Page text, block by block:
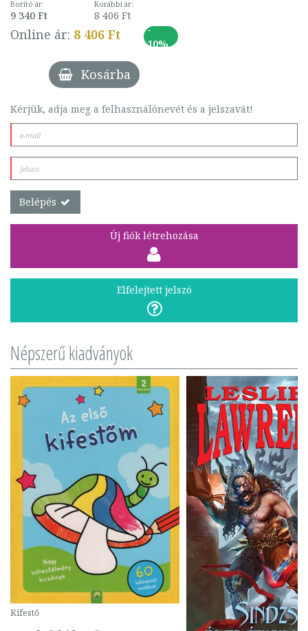
egészség és fejlődés
zavarainak diagnosztikai
klasszifikációs rendszere
Borító ár:
9 340 Ft
Korábbi ár:
8 406 Ft
Online ár: 8 406 Ft
-
10%
Kosárba
Kérjük, adja meg a felhasználónevét és a jelszavát!
Belépés
Új fiók létrehozása
Elfelejtett jelszó
Népszerű kiadványok
Kifestő